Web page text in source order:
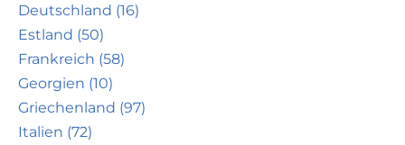
Deutschland (16)
Estland (50)
Frankreich (58)
Georgien (10)
Griechenland (97)
Italien (72)